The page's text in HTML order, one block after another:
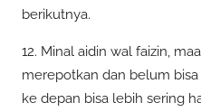
berikutnya.
12. Minal aidin wal faizin,
merepotkan dan belum
ke depan bisa lebih sering